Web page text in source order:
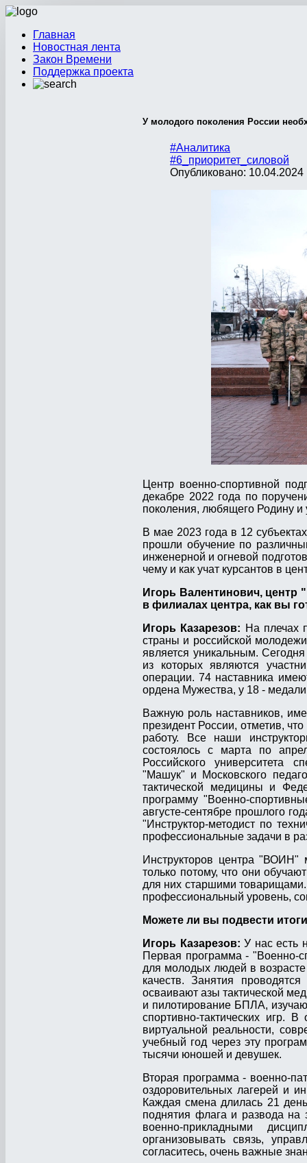
Главная
Новостная лента
Закон Времени
Поддержка проекта
У молодого поколения России
#Аналитика
#6_приоритет_силовой
Опубликовано: 10.04.2024
Центр военно-спортивной
декабре 2022 года по
поколения, любящего Родину
В мае 2023 года в 12
прошли обучение по
инженерной и огневой
чему и как учат курсантов в
Игорь Валентинович, центр
в филиалах центра, как вы
Игорь Казарезов: На плечах
страны и российской
является уникальным.
из которых являются
операции. 74 наставника
ордена Мужества, у 18 -
Важную роль наставников,
президент России, отметив,
работу. Все наши
состоялось с марта по
Российского университета
"Машук" и Московского
тактической медицины и
программу "Военно-
августе-сентябре прошлого
"Инструктор-методист по
профессиональные задачи в
Инструкторов центра
только потому, что они
для них старшими
профессиональный уровень,
Можете ли вы подвести
Игорь Казарезов: У нас есть
Первая программа - "Военно-
для молодых людей в
качеств. Занятия
осваивают азы тактической
и пилотирование БПЛА,
спортивно-тактических игр.
виртуальной реальности,
учебный год через эту
тысячи юношей и девушек.
Вторая программа - военно-
оздоровительных лагерей и
Каждая смена длилась 21
поднятия флага и развода
военно-прикладными
организовывать связь,
согласитесь, очень важные